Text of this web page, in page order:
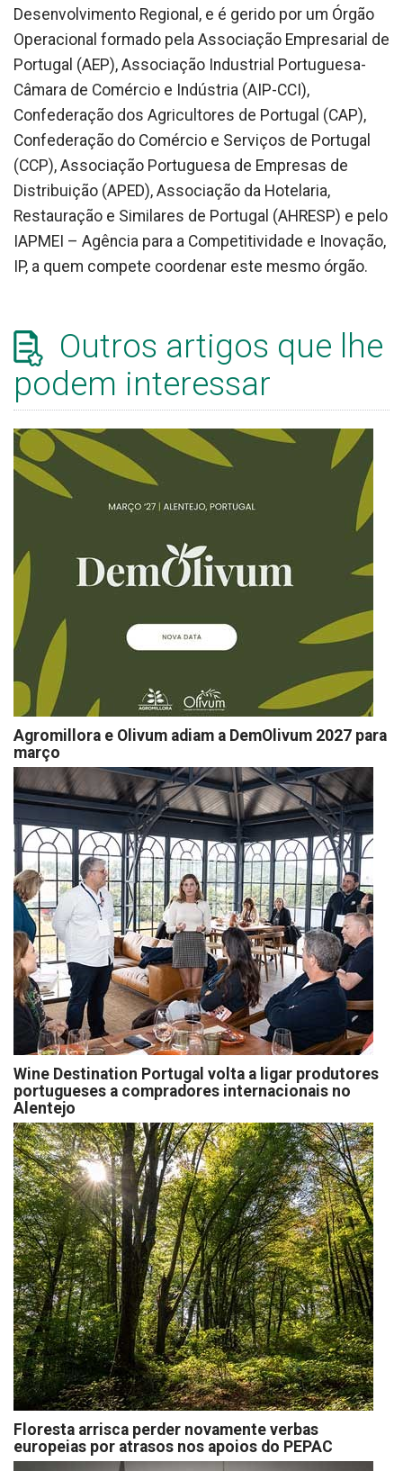
Desenvolvimento Regional, e é gerido por um Órgão
Operacional formado pela Associação Empresarial de
Portugal (AEP), Associação Industrial Portuguesa-
Câmara de Comércio e Indústria (AIP-CCI),
Confederação dos Agricultores de Portugal (CAP),
Confederação do Comércio e Serviços de Portugal
(CCP), Associação Portuguesa de Empresas de
Distribuição (APED), Associação da Hotelaria,
Restauração e Similares de Portugal (AHRESP) e pelo
IAPMEI – Agência para a Competitividade e Inovação,
IP, a quem compete coordenar este mesmo órgão.
Outros artigos que lhe
podem interessar
Agromillora e Olivum adiam a DemOlivum 2027 para
março
Wine Destination Portugal volta a ligar produtores
portugueses a compradores internacionais no
Alentejo
Floresta arrisca perder novamente verbas
europeias por atrasos nos apoios do PEPAC